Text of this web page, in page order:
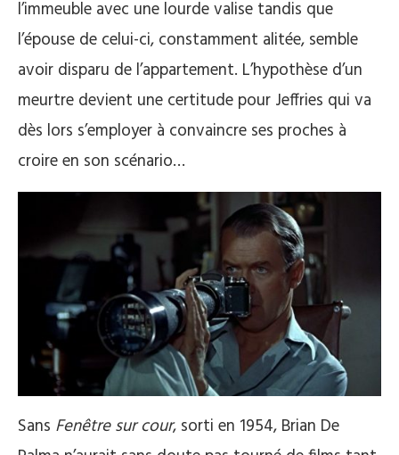
l’immeuble avec une lourde valise tandis que
l’épouse de celui-ci, constamment alitée, semble
avoir disparu de l’appartement. L’hypothèse d’un
meurtre devient une certitude pour Jeffries qui va
dès lors s’employer à convaincre ses proches à
croire en son scénario…
Sans Fenêtre sur cour, sorti en 1954, Brian De